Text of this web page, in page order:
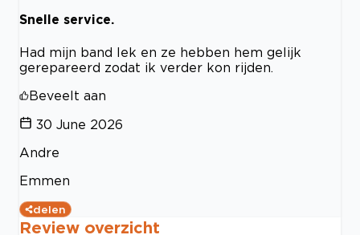
Snelle service.
Had mijn band lek en ze hebben hem gelijk
gerepareerd zodat ik verder kon rijden.
Beveelt aan
30 June 2026
Andre
Emmen
delen
Review overzicht